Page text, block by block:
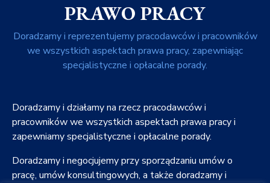
PRAWO PRACY
Doradzamy i reprezentujemy pracodawców i pracowników
we wszystkich aspektach prawa pracy, zapewniając
specjalistyczne i opłacalne porady.
Doradzamy i działamy na rzecz pracodawców i
pracowników we wszystkich aspektach prawa pracy i
zapewniamy specjalistyczne i opłacalne porady.
Doradzamy i negocjujemy przy sporządzaniu umów o
pracę, umów konsultingowych, a także doradzamy i